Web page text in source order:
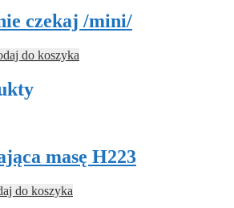
czekaj /mini/
do koszyka
masę H223
do koszyka